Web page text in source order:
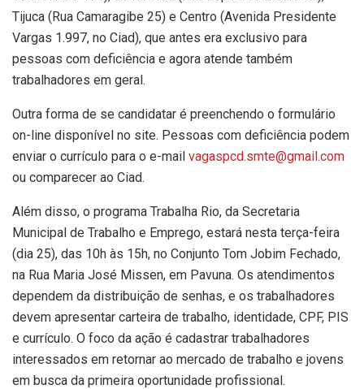
Tijuca (Rua Camaragibe 25) e Centro (Avenida Presidente
Vargas 1.997, no Ciad), que antes era exclusivo para
pessoas com deficiência e agora atende também
trabalhadores em geral.
Outra forma de se candidatar é preenchendo o formulário
on-line disponível no site. Pessoas com deficiência podem
enviar o currículo para o e-mail vagaspcd.smte@gmail.com
ou comparecer ao Ciad.
Além disso, o programa Trabalha Rio, da Secretaria
Municipal de Trabalho e Emprego, estará nesta terça-feira
(dia 25), das 10h às 15h, no Conjunto Tom Jobim Fechado,
na Rua Maria José Missen, em Pavuna. Os atendimentos
dependem da distribuição de senhas, e os trabalhadores
devem apresentar carteira de trabalho, identidade, CPF, PIS
e currículo. O foco da ação é cadastrar trabalhadores
interessados em retornar ao mercado de trabalho e jovens
em busca da primeira oportunidade profissional.